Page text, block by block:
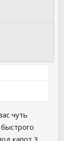
чуть
капот 3